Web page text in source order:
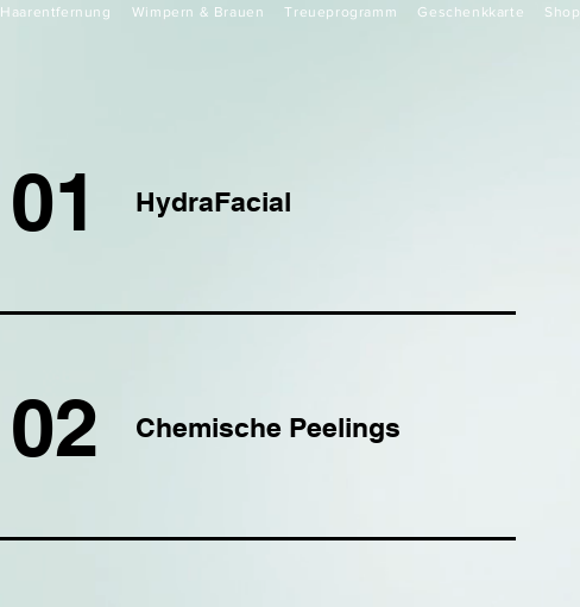
Haarentfernung Wimpern & Brauen Treueprogramm Geschenkkarte Shop
01 HydraFacial
02 Chemische Peelings